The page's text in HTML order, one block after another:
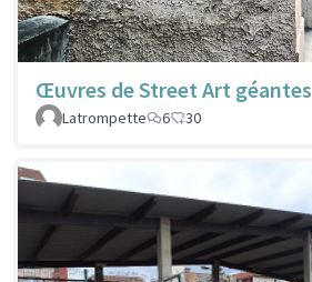
Œuvres de Street Art géantes
Latrompette
6 30